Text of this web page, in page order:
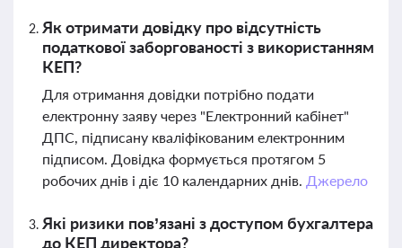
Як отримати довідку про відсутність
податкової заборгованості з використанням
КЕП?
Для отримання довідки потрібно подати
електронну заяву через "Електронний кабінет"
ДПС, підписану кваліфікованим електронним
підписом. Довідка формується протягом 5
робочих днів і діє 10 календарних днів. Джерело
Які ризики пов’язані з доступом бухгалтера
до КЕП директора?